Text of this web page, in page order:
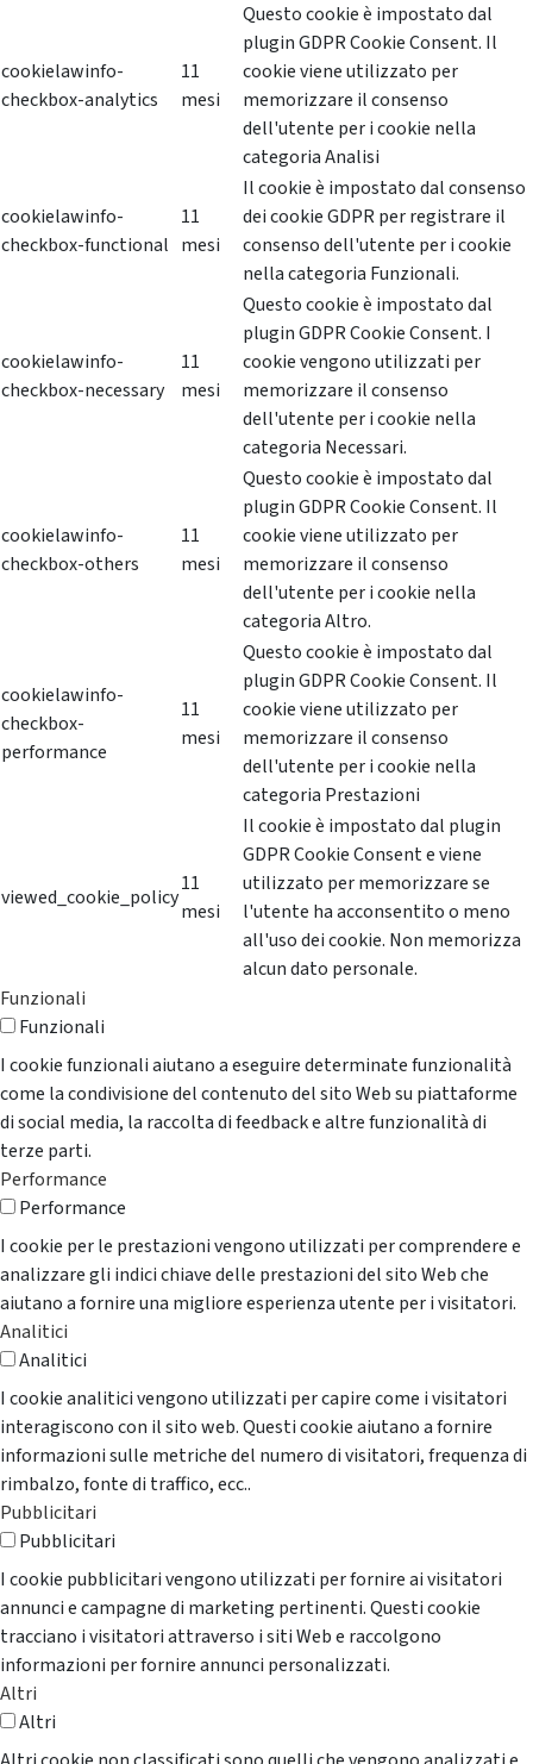
cookielawinfo-
checkbox-analytics
11
mesi
Questo cookie è impostato dal
plugin GDPR Cookie Consent. Il
cookie viene utilizzato per
memorizzare il consenso
dell'utente per i cookie nella
categoria Analisi
cookielawinfo-
checkbox-functional
11
mesi
Il cookie è impostato dal consenso
dei cookie GDPR per registrare il
consenso dell'utente per i cookie
nella categoria Funzionali.
cookielawinfo-
checkbox-necessary
11
mesi
Questo cookie è impostato dal
plugin GDPR Cookie Consent. I
cookie vengono utilizzati per
memorizzare il consenso
dell'utente per i cookie nella
categoria Necessari.
cookielawinfo-
checkbox-others
11
mesi
Questo cookie è impostato dal
plugin GDPR Cookie Consent. Il
cookie viene utilizzato per
memorizzare il consenso
dell'utente per i cookie nella
categoria Altro.
cookielawinfo-
checkbox-
performance
11
mesi
Questo cookie è impostato dal
plugin GDPR Cookie Consent. Il
cookie viene utilizzato per
memorizzare il consenso
dell'utente per i cookie nella
categoria Prestazioni
viewed_cookie_policy
11
mesi
Il cookie è impostato dal plugin
GDPR Cookie Consent e viene
utilizzato per memorizzare se
l'utente ha acconsentito o meno
all'uso dei cookie. Non memorizza
alcun dato personale.
Funzionali
Funzionali
I cookie funzionali aiutano a eseguire determinate funzionalità
come la condivisione del contenuto del sito Web su piattaforme
di social media, la raccolta di feedback e altre funzionalità di
terze parti.
Performance
Performance
I cookie per le prestazioni vengono utilizzati per comprendere e
analizzare gli indici chiave delle prestazioni del sito Web che
aiutano a fornire una migliore esperienza utente per i visitatori.
Analitici
Analitici
I cookie analitici vengono utilizzati per capire come i visitatori
interagiscono con il sito web. Questi cookie aiutano a fornire
informazioni sulle metriche del numero di visitatori, frequenza di
rimbalzo, fonte di traffico, ecc..
Pubblicitari
Pubblicitari
I cookie pubblicitari vengono utilizzati per fornire ai visitatori
annunci e campagne di marketing pertinenti. Questi cookie
tracciano i visitatori attraverso i siti Web e raccolgono
informazioni per fornire annunci personalizzati.
Altri
Altri